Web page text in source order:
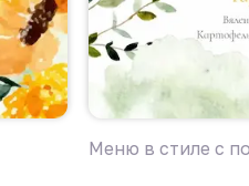
Меню в стиле с